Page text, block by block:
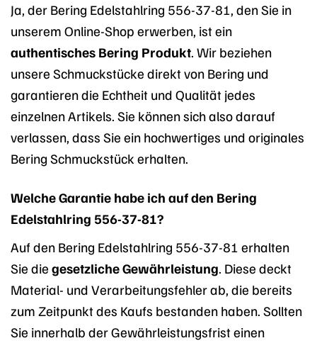
Ja, der Bering Edelstahlring 556-37-81, den Sie in
unserem Online-Shop erwerben, ist ein
authentisches Bering Produkt. Wir beziehen
unsere Schmuckstücke direkt von Bering und
garantieren die Echtheit und Qualität jedes
einzelnen Artikels. Sie können sich also darauf
verlassen, dass Sie ein hochwertiges und originales
Bering Schmuckstück erhalten.
Welche Garantie habe ich auf den Bering
Edelstahlring 556-37-81?
Auf den Bering Edelstahlring 556-37-81 erhalten
Sie die gesetzliche Gewährleistung . Diese deckt
Material- und Verarbeitungsfehler ab, die bereits
zum Zeitpunkt des Kaufs bestanden haben. Sollten
Sie innerhalb der Gewährleistungsfrist einen